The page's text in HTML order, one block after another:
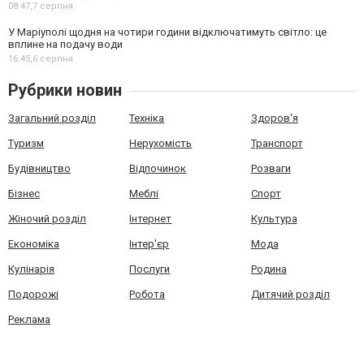
08:47,7 серпня
У Маріуполі щодня на чотири години відключатимуть світло: це
вплине на подачу води
16:45,6 серпня
Рубрики новин
Загальний розділ Техніка Здоров'я
Туризм Нерухомість Транспорт
Будівництво Відпочинок Розваги
Бізнес Меблі Спорт
Жіночий розділ Інтернет Культура
Економіка Інтер'єр Мода
Кулінарія Послуги Родина
Подорожі Робота Дитячий розділ
Реклама